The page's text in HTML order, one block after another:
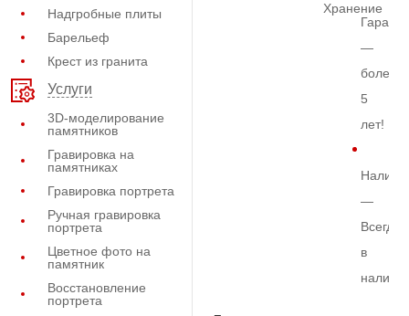
Надгробные плиты
Барельеф
Крест из гранита
Услуги
3D-моделирование
памятников
Гравировка на
памятниках
Гравировка портрета
Ручная гравировка
портрета
Цветное фото на
памятник
Восстановление
портрета
Хранение
—
более
5
лет!
—
Всегда
в